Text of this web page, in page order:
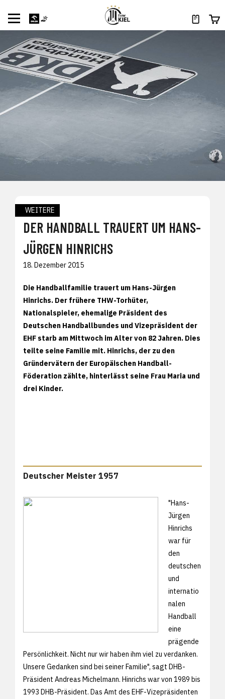
WEITERE
DER HANDBALL TRAUERT UM HANS-
JÜRGEN HINRICHS
18. Dezember 2015
Die Handballfamilie trauert um Hans-Jürgen
Hinrichs. Der frühere THW-Torhüter,
Nationalspieler, ehemalige Präsident des
Deutschen Handballbundes und Vizepräsident der
EHF starb am Mittwoch im Alter von 82 Jahren. Dies
teilte seine Familie mit. Hinrichs, der zu den
Gründervätern der Europäischen Handball-
Föderation zählte, hinterlässt seine Frau Maria und
drei Kinder.
Deutscher Meister 1957
"Hans-
Jürgen
Hinrichs
war für
den
deutschen
und
internatio
nalen
Handball
eine
prägende
Persönlichkeit. Nicht nur wir haben ihm viel zu verdanken.
Unsere Gedanken sind bei seiner Familie", sagt DHB-
Präsident Andreas Michelmann. Hinrichs war von 1989 bis
1993 DHB-Präsident. Das Amt des EHF-Vizepräsidenten